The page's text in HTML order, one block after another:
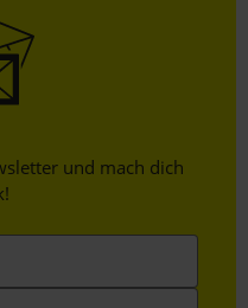
und mach dich